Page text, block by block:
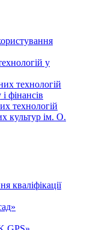
у
технологій
фінансів
технологій
культур ім. О.
кваліфікації